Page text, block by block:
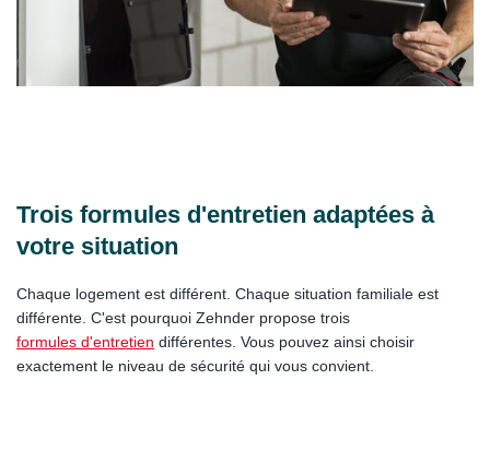
Trois formules d'entretien adaptées à
votre situation
Chaque logement est différent. Chaque situation familiale est
différente. C'est pourquoi Zehnder propose trois
formules d'entretien différentes. Vous pouvez ainsi choisir
exactement le niveau de sécurité qui vous convient.